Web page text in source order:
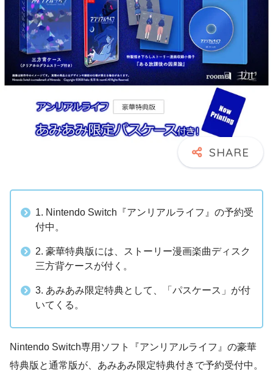
1. Nintendo Switch『アンリアルライフ』の予約受
付中。
2. 豪華特典版には、ストーリー漫画楽曲ディスク
三方背ケースが付く。
3. あみあみ限定特典として、「パスケース」が付
いてくる。
Nintendo Switch専用ソフト『アンリアルライフ』の豪華
特典版と通常版が、あみあみ限定特典付きで予約受付中。